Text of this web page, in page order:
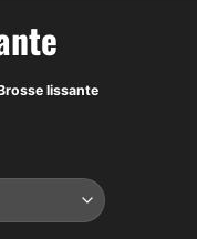
lissante